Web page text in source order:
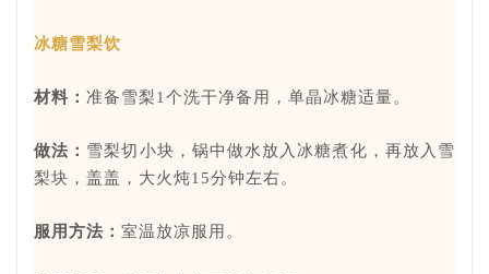
冰糖雪梨饮
材料： 准备雪梨1个洗干净备用，单晶冰糖适量。
做法： 雪梨切小块，锅中做水放入冰糖煮化，再放入雪
梨块，盖盖，大火炖15分钟左右。
服用方法： 室温放凉服用。